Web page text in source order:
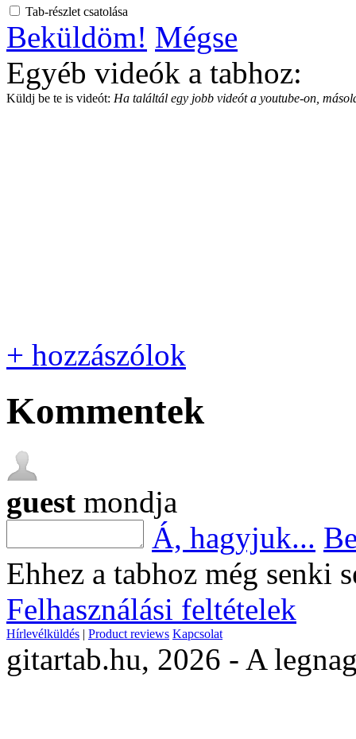
Tab-részlet csatolása
Beküldöm! Mégse
Egyéb videók a tabhoz:
Küldj be te is videót: Ha találtál egy jobb videót a youtube-on,
+ hozzászólok
Kommentek
guest mondja
Á, hagyjuk...
Ehhez a tabhoz még senki
Felhasználási feltételek
Hírlevélküldés | Product reviews Kapcsolat
gitartab.hu, 2026 - A